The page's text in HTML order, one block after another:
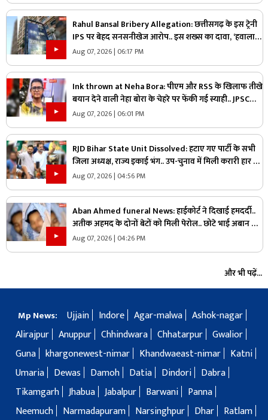
Rahul Bansal Bribery Allegation: छत्तीसगढ़ के इस ट्रेनी
IPS पर बेहद सनसनीखेज आरोप.. इस शख्स का दावा, ‘हवाला
के जरिये लिया एक करोड़ रुपये का रिश्वत’.. CBI एक्टिव
Aug 07, 2026 | 06:17 PM
Ink thrown at Neha Bora: पीएम और RSS के खिलाफ तीखे
बयान देने वाली नेहा बोरा के चेहरे पर फेंकी गई स्याही.. JPSC
आंदोलन के दौरान सामने आई घटना, देखें वीडियो
Aug 07, 2026 | 06:01 PM
RJD Bihar State Unit Dissolved: हटाए गए पार्टी के सभी
जिला अध्यक्ष, राज्य इकाई भंग.. उप-चुनाव में मिली करारी हार के
बाद लिया गया बड़ा फैसला..
Aug 07, 2026 | 04:56 PM
Aban Ahmed funeral News: हाईकोर्ट ने दिखाई हमदर्दी..
अतीक अहमद के दोनों बेटों को मिली पेरोल.. छोटे भाई अबान के
जनाज़े में होंगे शामिल
Aug 07, 2026 | 04:26 PM
और भी पढ़ें...
Mp News: Ujjain Indore Agar-malwa Ashok-nagar
Alirajpur Anuppur Chhindwara Chhatarpur Gwalior
Guna khargonewest-nimar Khandwaeast-nimar
Katni
Umaria
Dewas Damoh Datia Dindori
Dabra
Tikamgarh Jhabua Jabalpur Barwani
Panna
Neemuch
Narmadapuram Narsinghpur Dhar
Ratlam